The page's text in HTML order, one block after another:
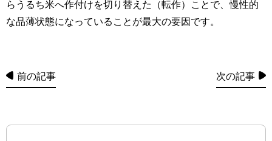
らうるち米へ作付けを切り替えた（転作）ことで、慢性的
な品薄状態になっていることが最大の要因です。
前の記事 次の記事